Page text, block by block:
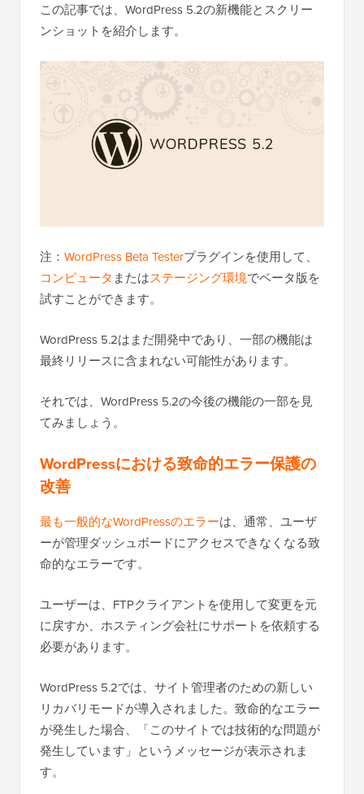
この記事では、WordPress 5.2の新機能とスクリー
ンショットを紹介します。
注： WordPress Beta Testerプラグインを使用して、
コンピュータ またはステージング環境でベータ版を
試すことができます。
WordPress 5.2はまだ開発中であり、一部の機能は
最終リリースに含まれない可能性があります。
それでは、WordPress 5.2の今後の機能の一部を見
てみましょう。
WordPressにおける致命的エラー保護の
改善
最も一般的なWordPressのエラーは、通常、ユーザ
ーが管理ダッシュボードにアクセスできなくなる致
命的なエラーです。
ユーザーは、FTPクライアントを使用して変更を元
に戻すか、ホスティング会社にサポートを依頼する
必要があります。
WordPress 5.2では、サイト管理者のための新しい
リカバリモードが導入されました。致命的なエラー
が発生した場合、「このサイトでは技術的な問題が
発生しています」というメッセージが表示されま
す。